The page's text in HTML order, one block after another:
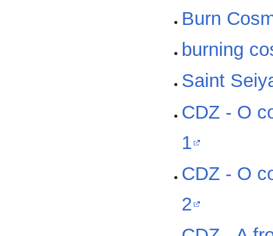
Burn
burning
Saint
CDZ - O
1
CDZ - O
2